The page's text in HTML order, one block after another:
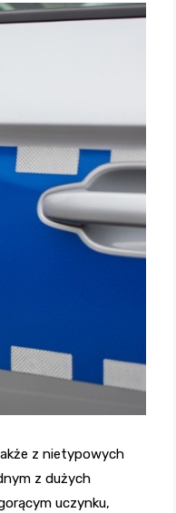
z nietypowych
z dużych
uczynku,